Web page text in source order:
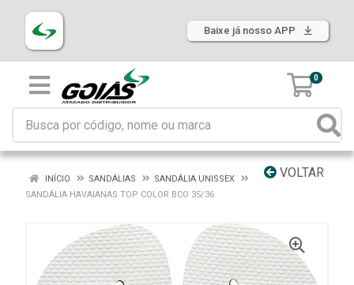
Baixe já nosso APP
0
VOLTAR
INÍCIO SANDÁLIAS
SANDÁLIA UNISSEX
SANDÁLIA HAVAIANAS TOP COLOR BCO 35/36